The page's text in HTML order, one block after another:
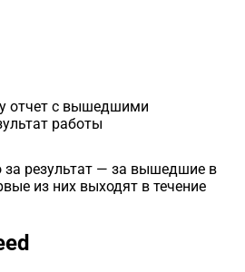
отчет с вышедшими
работы
за результат — за вышедшие в
из них выходят в течение